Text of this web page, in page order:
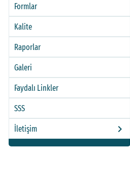
Formlar
Kalite
Raporlar
Galeri
Faydalı Linkler
SSS
İletişim keyboard_arrow_right